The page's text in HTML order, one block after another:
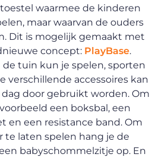
waarmee de kinderen
maar waarvan de ouders
Dit is mogelijk gemaakt met
concept: PlayBase.
tuin kun je spelen, sporten
verschillende accessoires kan
door gebruikt worden. Om
een boksbal, een
en een resistance band. Om
te laten spelen hang je de
babyschommelzitje op. En